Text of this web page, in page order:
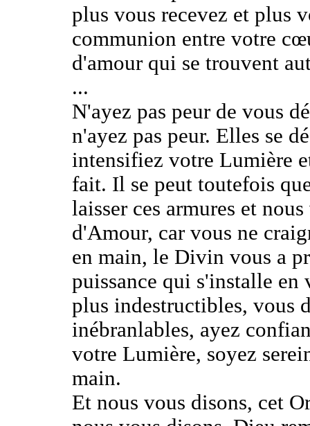
plus vous recevez et plus
communion entre votre
d'amour qui se trouvent
...
N'ayez pas peur de vous
n'ayez pas peur. Elles se
intensifiez votre Lumière
fait. Il se peut toutefois
laisser ces armures et
d'Amour, car vous ne
en main, le Divin vous a
puissance qui s'installe en
plus indestructibles, vous
inébranlables, ayez
votre Lumière, soyez
main.
Et nous vous disons, cet